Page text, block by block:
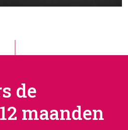
de
maanden